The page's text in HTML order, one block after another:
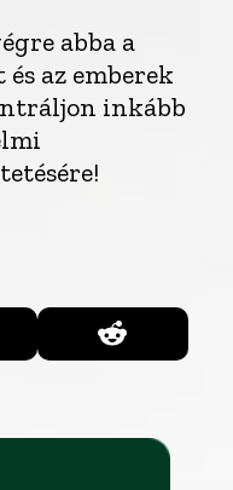
abba a
az emberek
inkább